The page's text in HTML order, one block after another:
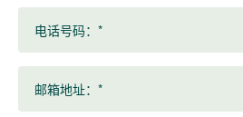
电话号码：*
邮箱地址：*